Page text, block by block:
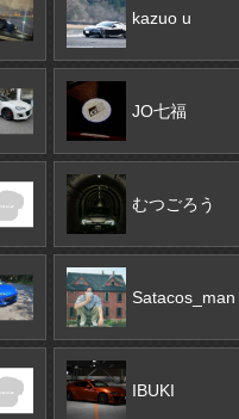
kazuo u
JO七福
むつごろう
Satacos_man
IBUKI